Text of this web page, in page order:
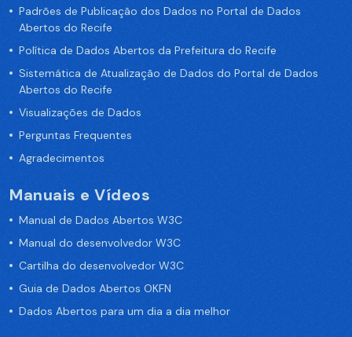
Padrões de Publicação dos Dados no Portal de Dados
Abertos do Recife
Política de Dados Abertos da Prefeitura do Recife
Sistemática de Atualização de Dados do Portal de Dados
Abertos do Recife
Visualizações de Dados
Perguntas Frequentes
Agradecimentos
Manuais e Vídeos
Manual de Dados Abertos W3C
Manual do desenvolvedor W3C
Cartilha do desenvolvedor W3C
Guia de Dados Abertos OKFN
Dados Abertos para um dia a dia melhor